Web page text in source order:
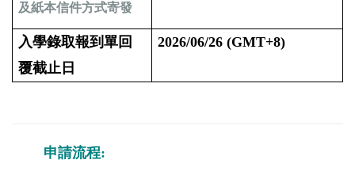
及紙本信件方式寄發
入學錄取報到單回
覆截止日
2026/06/26 (GMT+8)
申請流程: